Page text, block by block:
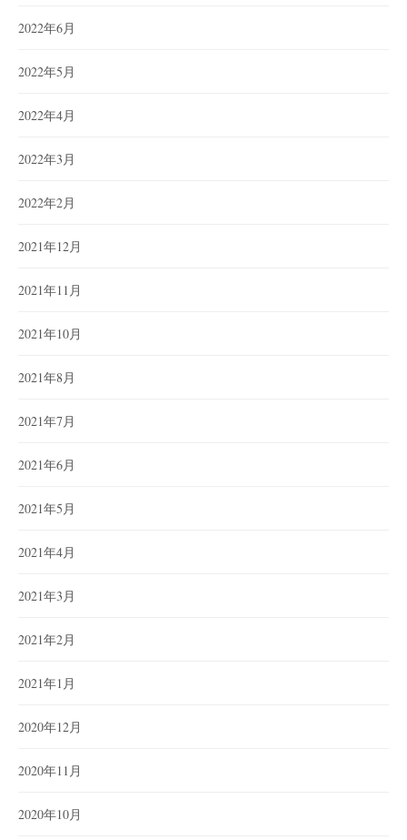
2022年6月
2022年5月
2022年4月
2022年3月
2022年2月
2021年12月
2021年11月
2021年10月
2021年8月
2021年7月
2021年6月
2021年5月
2021年4月
2021年3月
2021年2月
2021年1月
2020年12月
2020年11月
2020年10月